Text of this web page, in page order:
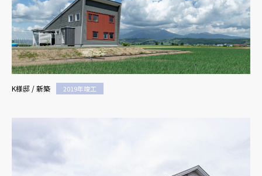
K様邸 / 新築 2019年竣工